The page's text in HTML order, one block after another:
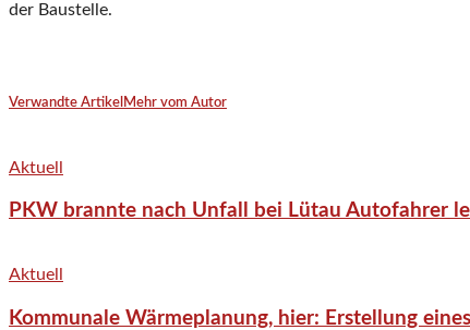
der Baustelle.
Verwandte Artikel Mehr vom Autor
Aktuell
PKW brannte nach Unfall bei Lütau Autofahrer
Aktuell
Kommunale Wärmeplanung, hier: Erstellung